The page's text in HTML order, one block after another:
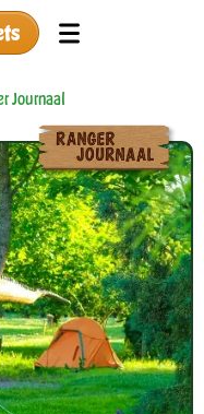
Journaal